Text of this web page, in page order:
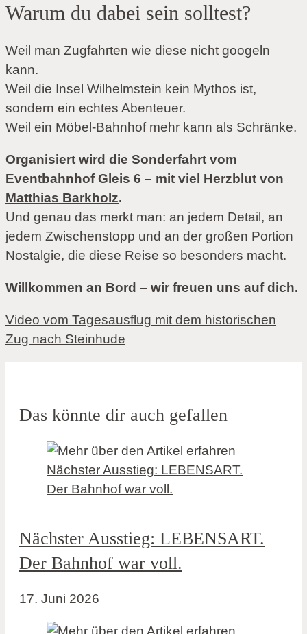
Warum du dabei sein solltest?
Weil man Zugfahrten wie diese nicht googeln
kann.
Weil die Insel Wilhelmstein kein Mythos ist,
sondern ein echtes Abenteuer.
Weil ein Möbel-Bahnhof mehr kann als Schränke.
Organisiert wird die Sonderfahrt vom
Eventbahnhof Gleis 6 – mit viel Herzblut von
Matthias Barkholz.
Und genau das merkt man: an jedem Detail, an
jedem Zwischenstopp und an der großen Portion
Nostalgie, die diese Reise so besonders macht.
Willkommen an Bord – wir freuen uns auf dich.
Video vom Tagesausflug mit dem historischen
Zug nach Steinhude
Das könnte dir auch gefallen
Nächster Ausstieg: LEBENSART.
Der Bahnhof war voll.
17. Juni 2026